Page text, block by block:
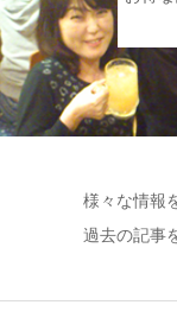
様々な情報
過去の記事
宴会
ランチ
採用情報